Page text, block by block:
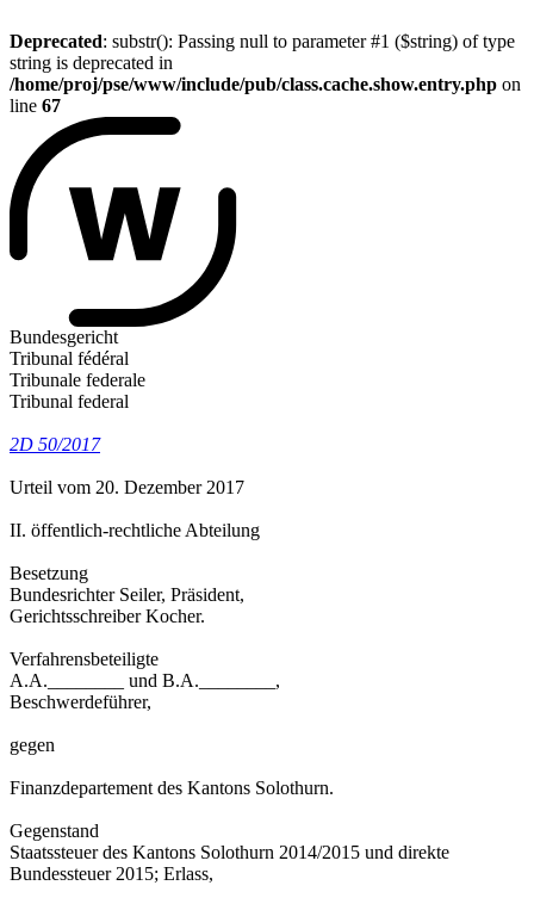
Deprecated: substr(): Passing null to parameter #1 ($string) of type
string is deprecated in
/home/proj/pse/www/include/pub/class.cache.show.entry.php on
line 67
Bundesgericht
Tribunal fédéral
Tribunale federale
Tribunal federal
2D 50/2017
Urteil vom 20. Dezember 2017
II. öffentlich-rechtliche Abteilung
Besetzung
Bundesrichter Seiler, Präsident,
Gerichtsschreiber Kocher.
Verfahrensbeteiligte
A.A.________ und B.A.________,
Beschwerdeführer,
gegen
Finanzdepartement des Kantons Solothurn.
Gegenstand
Staatssteuer des Kantons Solothurn 2014/2015 und direkte
Bundessteuer 2015; Erlass,